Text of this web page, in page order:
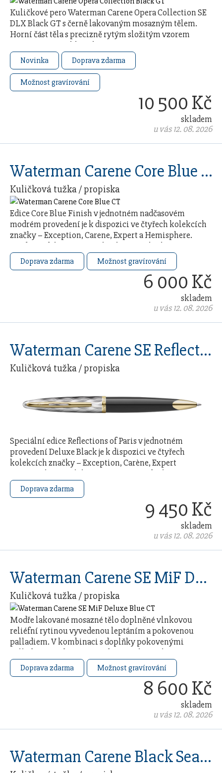
Kuličkové pero Waterman Carene Opera Collection SE
DLX Black GT s černě lakovaným mosazným tělem.
Horní část těla s precizně rytým složitým vzorem
připomínajícím klasické pero Waterman „Man …
Novinka Doprava zdarma
Možnost gravírování
10 500 Kč
skladem
u vás 12. 08. 2026
Waterman Carene Core Blue CT
Kuličková tužka / propiska
Edice Core Blue Finish v jednotném nadčasovém
modrém provedení je k dispozici ve čtyřech kolekcích
značky – Exception, Carene, Expert a Hemisphere.
Každý model čerpá ze 140letého řemeslného …
Doprava zdarma Možnost gravírování
6 000 Kč
skladem
u vás 12. 08. 2026
Waterman Carene SE Reflections Of Paris GT
Kuličková tužka / propiska
Speciální edice Reflections of Paris v jednotném
provedení Deluxe Black je k dispozici ve čtyřech
kolekcích značky – Exception, Carène, Expert
a Hémisphère. Kolekce je inspirována duchem a …
Doprava zdarma
9 450 Kč
skladem
u vás 12. 08. 2026
Waterman Carene SE MiF Deluxe Blue CT
Kuličková tužka / propiska
Modře lakované mosazné tělo doplněné vlnkovou
reliéfní rytinou vyvedenou leptáním a pokovenou
palladiem. V kombinaci s doplňky pokovenými
palladiem. Dodáváno s modrou náplní. Baleno
v dárkovém …
Doprava zdarma Možnost gravírování
8 600 Kč
skladem
u vás 12. 08. 2026
Waterman Carene Black Sea ST